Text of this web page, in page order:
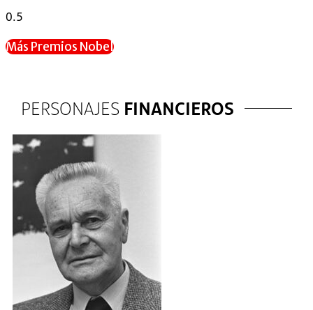
Más Premios Nobel
PERSONAJES FINANCIEROS